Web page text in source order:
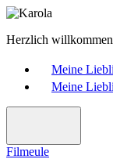
Herzlich
Meine
Meine
Filmeule